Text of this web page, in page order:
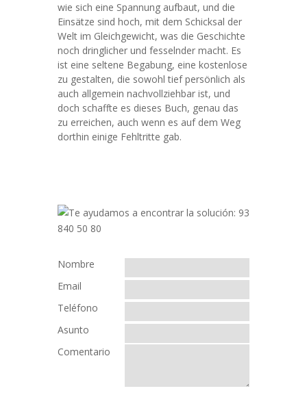
wie sich eine Spannung aufbaut, und die
Einsätze sind hoch, mit dem Schicksal der
Welt im Gleichgewicht, was die Geschichte
noch dringlicher und fesselnder macht. Es
ist eine seltene Begabung, eine kostenlose
zu gestalten, die sowohl tief persönlich als
auch allgemein nachvollziehbar ist, und
doch schaffte es dieses Buch, genau das
zu erreichen, auch wenn es auf dem Weg
dorthin einige Fehltritte gab.
Nombre
Email
Teléfono
Asunto
Comentario